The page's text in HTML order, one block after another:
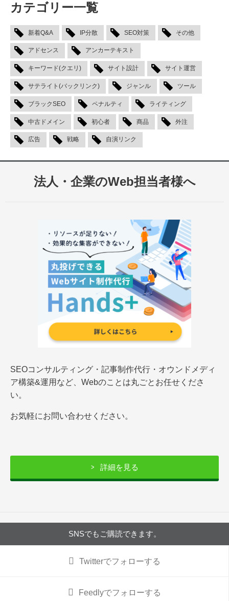
カテゴリー一覧
新着Q&A IP分散 SEO対策 その他
アドセンス アンカーテキスト
キーワード(クエリ) サイト設計 サイト運営
サテライト(バックリンク) ジャンル ツール
ブラックSEO ペナルティ ライティング
中古ドメイン 初心者 商品 外注
広告 戦略 自演リンク
法人・企業のWeb担当者様へ
SEOコンサルティング・記事制作代行・オウンドメディ
ア構築&運用など、Webのことは丸ごとお任せくださ
い。
お気軽にお問い合わせください。
詳細を見る
SNSでもご購読できます。
Twitterでフォローする
Feedlyでフォローする